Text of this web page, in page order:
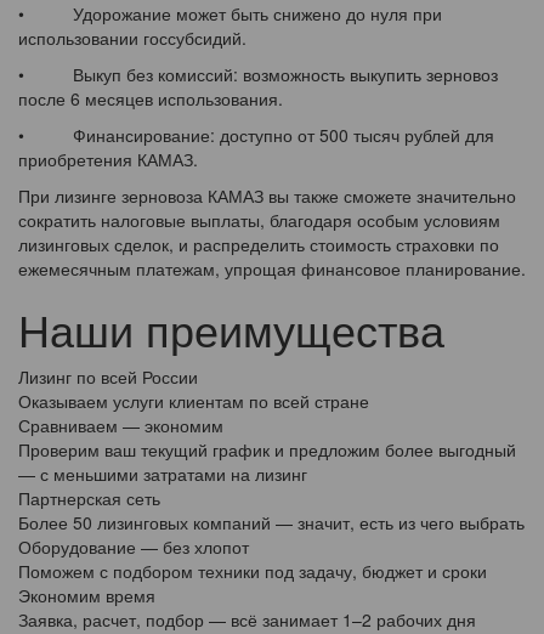
• Удорожание может быть снижено до нуля при
использовании госсубсидий.
• Выкуп без комиссий: возможность выкупить зерновоз
после 6 месяцев использования.
• Финансирование: доступно от 500 тысяч рублей для
приобретения КАМАЗ.
При лизинге зерновоза КАМАЗ вы также сможете значительно
сократить налоговые выплаты, благодаря особым условиям
лизинговых сделок, и распределить стоимость страховки по
ежемесячным платежам, упрощая финансовое планирование.
Наши преимущества
Лизинг по всей России
Оказываем услуги клиентам по всей стране
Сравниваем — экономим
Проверим ваш текущий график и предложим более выгодный
— с меньшими затратами на лизинг
Партнерская сеть
Более 50 лизинговых компаний — значит, есть из чего выбрать
Оборудование — без хлопот
Поможем с подбором техники под задачу, бюджет и сроки
Экономим время
Заявка, расчет, подбор — всё занимает 1–2 рабочих дня